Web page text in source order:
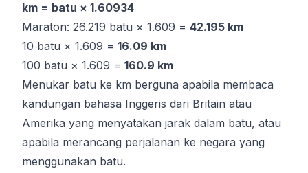
km = batu × 1.60934
Maraton: 26.219 batu × 1.609 = 42.195 km
10 batu × 1.609 = 16.09 km
100 batu × 1.609 = 160.9 km
Menukar batu ke km berguna apabila membaca
kandungan bahasa Inggeris dari Britain atau
Amerika yang menyatakan jarak dalam batu, atau
apabila merancang perjalanan ke negara yang
menggunakan batu.